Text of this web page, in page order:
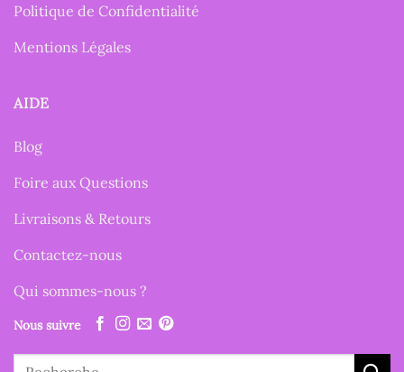
Politique de Confidentialité
Mentions Légales
AIDE
Blog
Foire aux Questions
Livraisons & Retours
Contactez-nous
Qui sommes-nous ?
Nous suivre
Recherche